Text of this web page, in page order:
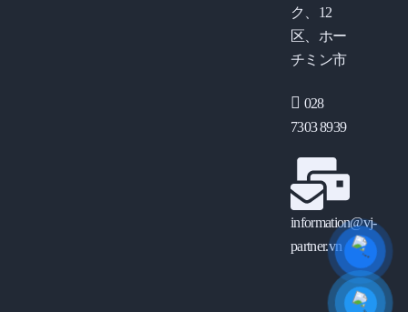
ク、12
区、ホー
チミン市
028
7303 8939
information@vj-
partner.vn